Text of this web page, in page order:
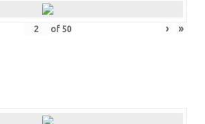
of 50 › »